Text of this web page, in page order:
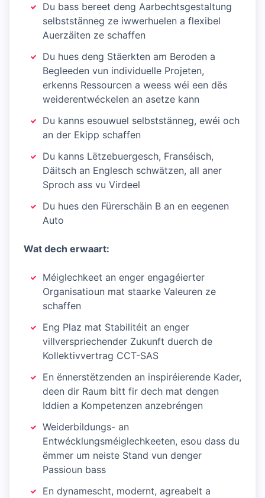
Du bass bereet deng Aarbechtsgestaltung
selbststänneg ze iwwerhuelen a flexibel
Auerzäiten ze schaffen
Du hues deng Stäerkten am Beroden a
Begleeden vun individuelle Projeten,
erkenns Ressourcen a weess wéi een dës
weiderentwéckelen an asetze kann
Du kanns esouwuel selbststänneg, ewéi och
an der Ekipp schaffen
Du kanns Lëtzebuergesch, Franséisch,
Däitsch an Englesch schwätzen, all aner
Sproch ass vu Virdeel
Du hues den Fürerschäin B an en eegenen
Auto
Wat dech erwaart:
Méiglechkeet an enger engagéierter
Organisatioun mat staarke Valeuren ze
schaffen
Eng Plaz mat Stabilitéit an enger
villverspriechender Zukunft duerch de
Kollektivvertrag CCT-SAS
En ënnerstëtzenden an inspiréierende Kader,
deen dir Raum bitt fir dech mat dengen
Iddien a Kompetenzen anzebréngen
Weiderbildungs- an
Entwécklungsméiglechkeeten, esou dass du
ëmmer um neiste Stand vun denger
Passioun bass
En dynamescht, modernt, agreabelt a